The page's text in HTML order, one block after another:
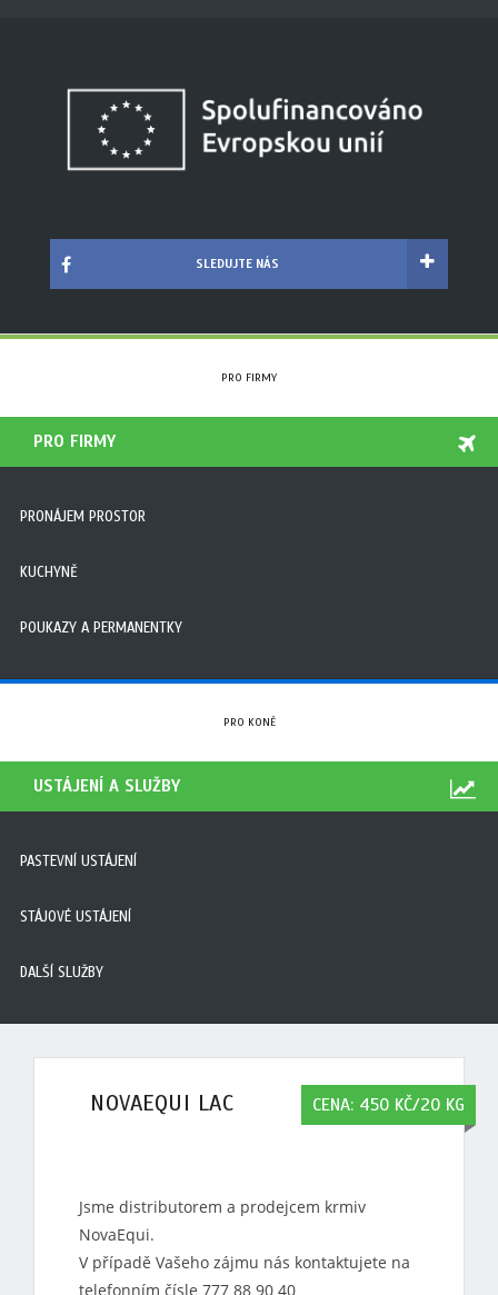
SLEDUJTE NÁS
PRO FIRMY
PRO FIRMY
PRONÁJEM PROSTOR
KUCHYNĚ
POUKAZY A PERMANENTKY
PRO KONĚ
USTÁJENÍ A SLUŽBY
PASTEVNÍ USTÁJENÍ
STÁJOVÉ USTÁJENÍ
DALŠÍ SLUŽBY
NOVAEQUI LAC
Jsme distributorem a prodejcem krmiv
NovaEqui.
V případě Vašeho zájmu nás kontaktujete na
telefonním čísle 777 88 90 40
CENA: 450 KČ/20 KG